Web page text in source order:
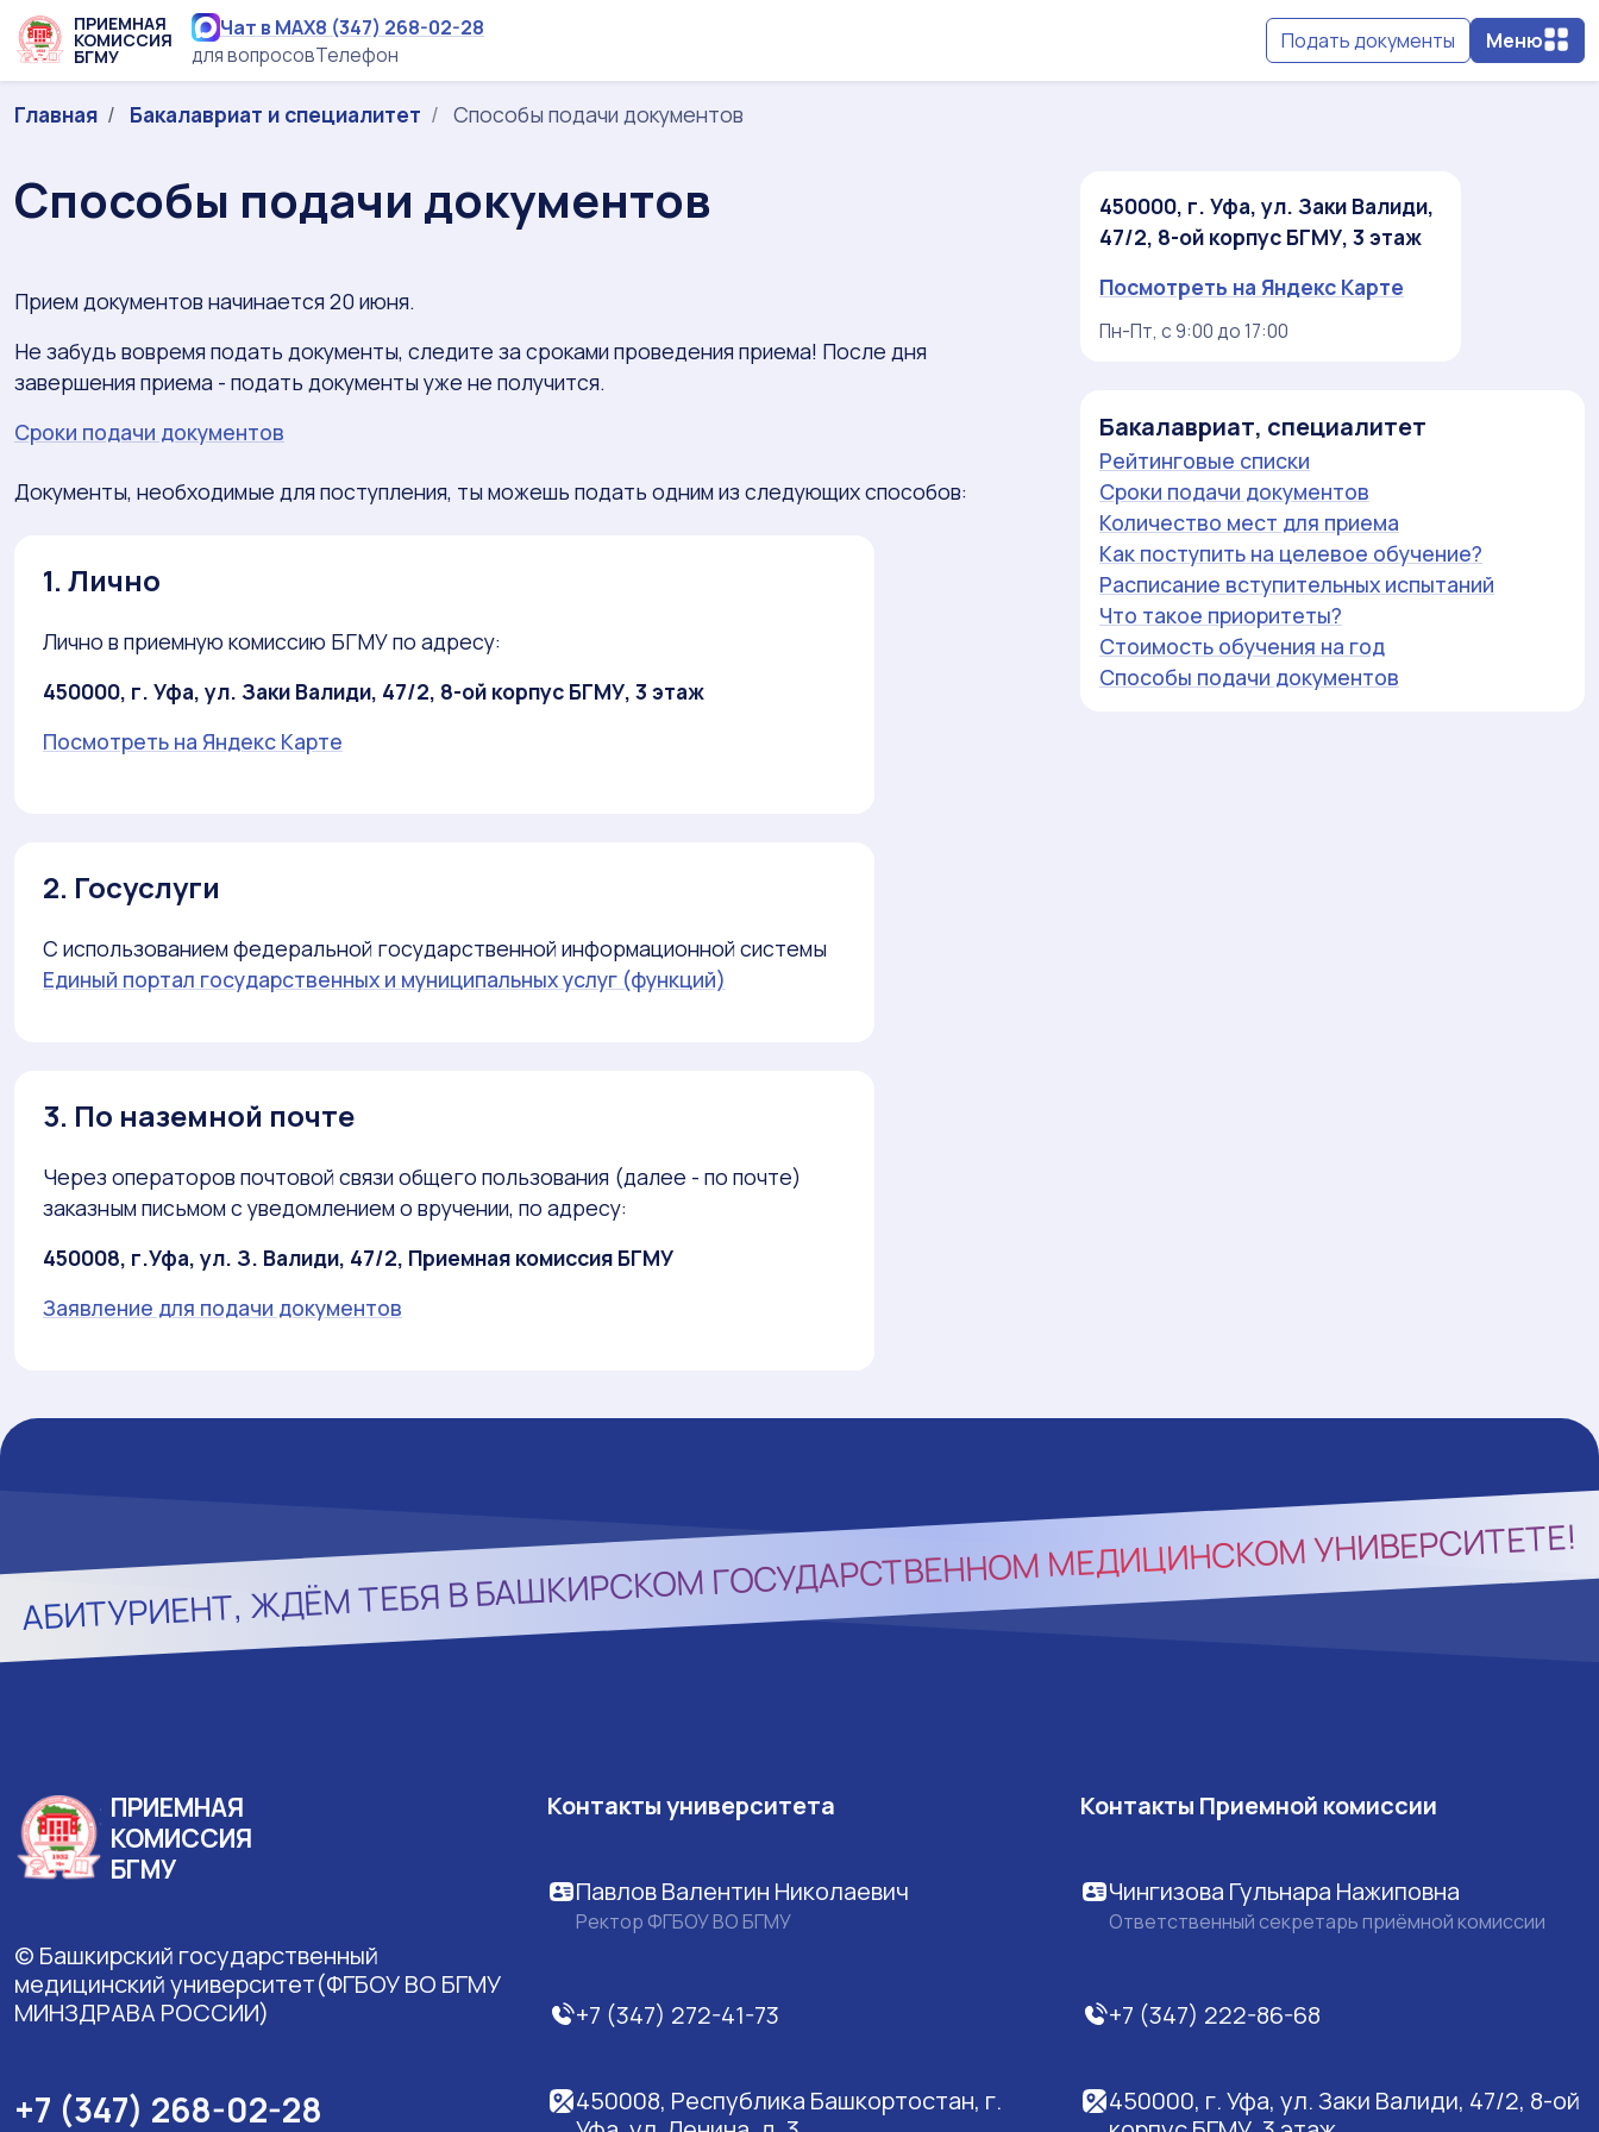
ПРИЕМНАЯ
КОМИССИЯ
БГМУ
Чат в MAX
для вопросов
8 (347) 268-02-28
Телефон
Подать документы Меню
Главная Бакалавриат и специалитет Способы подачи документов
Способы подачи документов
Прием документов начинается 20 июня.
Не забудь вовремя подать документы, следите за сроками проведения приема! После дня
завершения приема - подать документы уже не получится.
Сроки подачи документов
Документы, необходимые для поступления, ты можешь подать одним из следующих способов:
1. Лично
Лично в приемную комиссию БГМУ по адресу:
450000, г. Уфа, ул. Заки Валиди, 47/2, 8-ой корпус БГМУ, 3 этаж
Посмотреть на Яндекс Карте
2. Госуслуги
С использованием федеральной государственной информационной системы
Единый портал государственных и муниципальных услуг (функций)
3. По наземной почте
Через операторов почтовой связи общего пользования (далее - по почте)
заказным письмом с уведомлением о вручении, по адресу:
450008, г.Уфа, ул. З. Валиди, 47/2, Приемная комиссия БГМУ
Заявление для подачи документов
450000, г. Уфа, ул. Заки Валиди,
47/2, 8-ой корпус БГМУ, 3 этаж
Посмотреть на Яндекс Карте
Пн-Пт, с 9:00 до 17:00
Бакалавриат, специалитет
Рейтинговые списки
Сроки подачи документов
Количество мест для приема
Как поступить на целевое обучение?
Расписание вступительных испытаний
Что такое приоритеты?
Стоимость обучения на год
Способы подачи документов
АБИТУРИЕНТ, ЖДЁМ ТЕБЯ ВБАШКИРСКОМ ГОСУДАРСТВЕННОМ МЕДИЦИНСКОМ УНИВЕРСИТЕТЕ!
ПРИЕМНАЯ
КОМИССИЯ
БГМУ
© Башкирский государственный
медицинский университет(ФГБОУ ВО БГМУ
МИНЗДРАВА РОССИИ)
+7 (347) 268-02-28
Контакты университета
Павлов Валентин Николаевич
Ректор ФГБОУ ВО БГМУ
+7 (347) 272-41-73
450008, Республика Башкортостан, г.
Контакты Приемной комиссии
Чингизова Гульнара Нажиповна
Ответственный секретарь приёмной комиссии
+7 (347) 222-86-68
450000, г. Уфа, ул. Заки Валиди, 47/2, 8-ой